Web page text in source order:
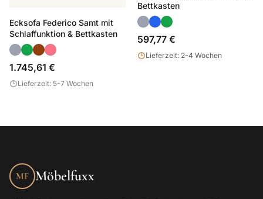
Ecksofa Federico Samt mit
Schlaffunktion & Bettkasten
1.745,61 €
Lieferzeit: 5-7 Wochen
Bettkasten
597,77 €
Lieferzeit: 2-4 Wochen
MF Möbelfuxx